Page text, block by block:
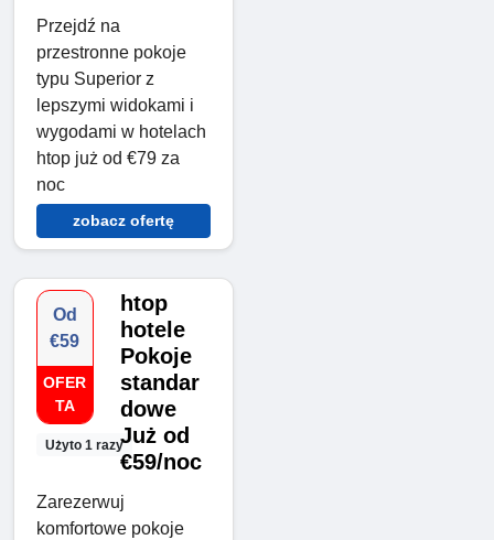
Przejdź na
przestronne pokoje
typu Superior z
lepszymi widokami i
wygodami w hotelach
htop już od €79 za
noc
zobacz ofertę
Od
€59
OFER
TA
Użyto 1 razy
htop
hotele
Pokoje
standar
dowe
Już od
€59/noc
Zarezerwuj
komfortowe pokoje